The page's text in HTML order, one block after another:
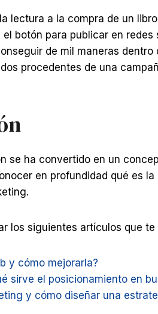
lectura a la compra de un
botón para publicar en
de mil maneras
procedentes de una
se ha convertido en un
en profundidad qué es
los siguientes artículos que te
y cómo mejorarla?
sirve el posicionamiento en
y cómo diseñar una